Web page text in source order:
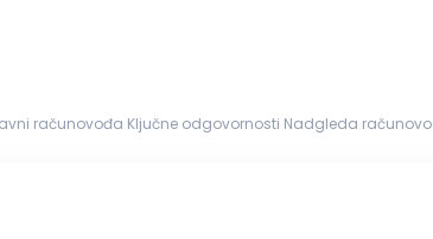
procese i vodi glavnu knjigu. Priprema mjesečne, kvartalne i